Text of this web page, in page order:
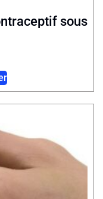
sous